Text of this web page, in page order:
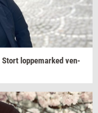
Stort lop­pe­mar­ked ven­